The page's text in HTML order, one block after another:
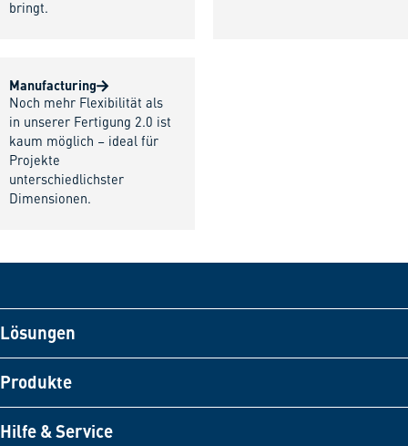
bringt.
Manufacturing
Noch mehr Flexibilität als
in unserer Fertigung 2.0 ist
kaum möglich – ideal für
Projekte
unterschiedlichster
Dimensionen.
Lösungen
Produkte
Hilfe & Service